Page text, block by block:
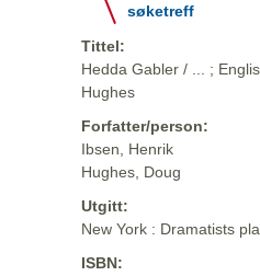
søketreff
Tittel:
Hedda Gabler / ... ;
Hughes
Forfatter/person:
Ibsen, Henrik
Hughes, Doug
Utgitt:
New York : Dramatists
ISBN: